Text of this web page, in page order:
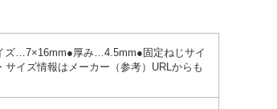
ズ…7×16mm●厚み…4.5mm●固定ねじサイ
イズ情報はメーカー（参考）URLからも